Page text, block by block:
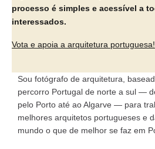
processo é simples e acessível a
interessados.
Vota e apoia a arquitetura portuguesa!
Sou fotógrafo de arquitetura,
percorro Portugal de norte a sul —
pelo Porto até ao Algarve — para
melhores arquitetos portugueses e
mundo o que de melhor se faz em